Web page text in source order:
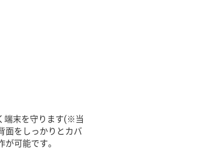
端末を守ります(※当
面をしっかりとカバ
可能です。